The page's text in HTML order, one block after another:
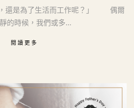
，還是為了生活而工作呢？」 偶爾
的時候，我們或多...
閱讀更多